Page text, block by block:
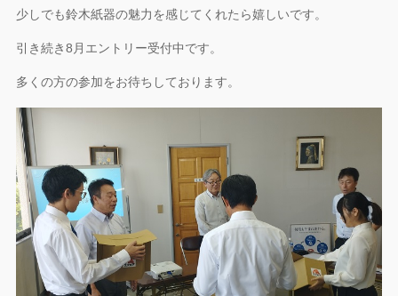
少しでも鈴木紙器の魅力を感じてくれたら嬉しいです。
引き続き8月エントリー受付中です。
多くの方の参加をお待ちしております。